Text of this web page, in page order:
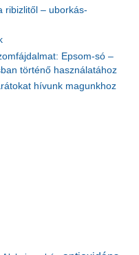
ribizlitől – uborkás-
Epsom-só –
történő használatához
hívunk magunkhoz